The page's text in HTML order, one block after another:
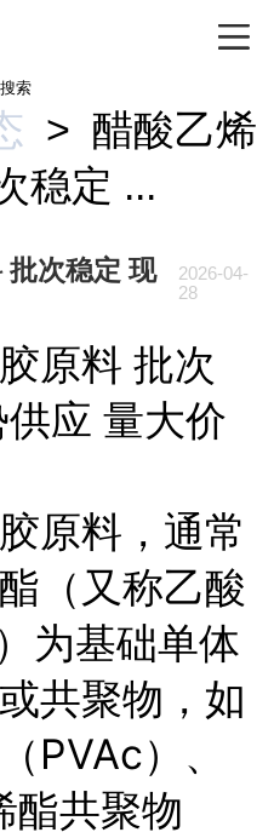
搜索
> 醋酸乙烯
稳定 ...
批次稳定 现
2026-04-
28
原料 批次
应 量大价
原料，通常
（又称乙酸
为基础单体
共聚物，如
PVAc）、
酯共聚物